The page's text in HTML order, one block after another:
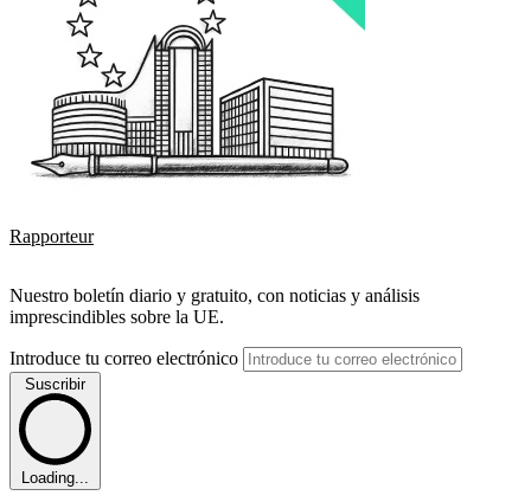
Rapporteur
Nuestro boletín diario y gratuito, con noticias y análisis
imprescindibles sobre la UE.
Introduce tu correo electrónico
Suscribir
Loading...